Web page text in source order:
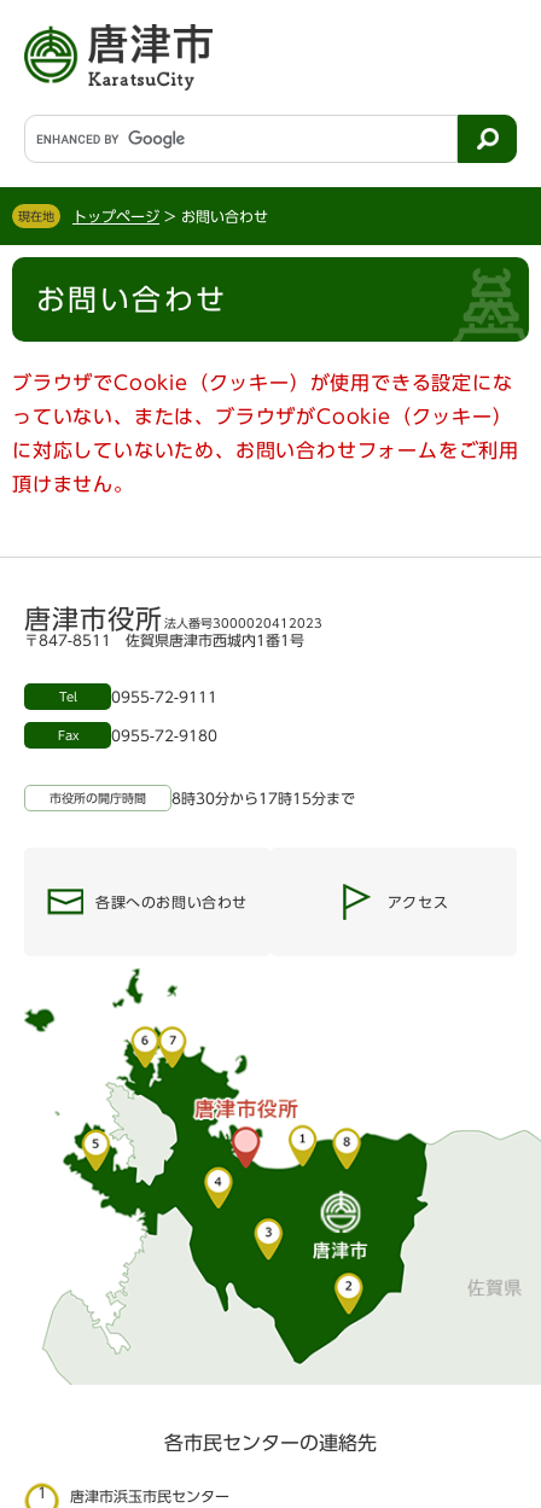
す
。
し
て
文
G
o
g
l
ス
検
現在地 トップページ > お問い合わせ
本
お問い合わせ
ブラウザでCookie（クッキー）が使用できる設定にな
っていない、または、ブラウザがCookie（クッキー）
に対応していないため、お問い合わせフォームをご利用
頂けません。
唐津市役所 法人番号3000020412023
〒847-8511 佐賀県唐津市西城内1番1号
Tel 0955-72-9111
Fax 0955-72-9180
市役所の開庁時間 8時30分から17時15分まで
各課へのお問い合わせ アクセス
各市民センターの連絡先
1 唐津市浜玉市民センター